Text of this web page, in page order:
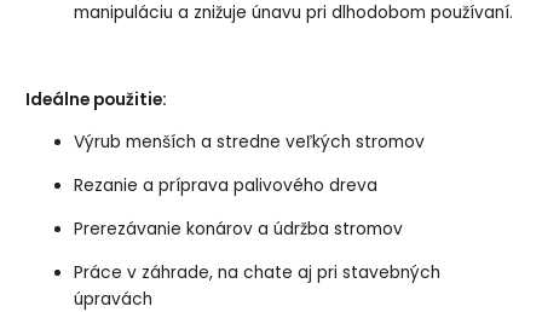
manipuláciu a znižuje únavu pri dlhodobom používaní.
Ideálne použitie:
Výrub menších a stredne veľkých stromov
Rezanie a príprava palivového dreva
Prerezávanie konárov a údržba stromov
Práce v záhrade, na chate aj pri stavebných
úpravách